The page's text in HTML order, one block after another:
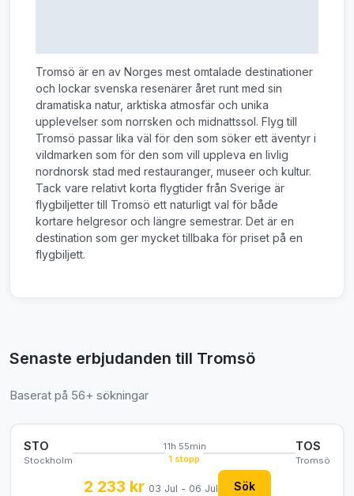
Tromsö är en av Norges mest omtalade destinationer
och lockar svenska resenärer året runt med sin
dramatiska natur, arktiska atmosfär och unika
upplevelser som norrsken och midnattssol. Flyg till
Tromsö passar lika väl för den som söker ett äventyr i
vildmarken som för den som vill uppleva en livlig
nordnorsk stad med restauranger, museer och kultur.
Tack vare relativt korta flygtider från Sverige är
flygbiljetter till Tromsö ett naturligt val för både
kortare helgresor och längre semestrar. Det är en
destination som ger mycket tillbaka för priset på en
flygbiljett.
Senaste erbjudanden till Tromsö
Baserat på 56+ sökningar
STO
Stockholm
11h 55min
1 stopp
TOS
Tromsö
2 233 kr 03 Jul - 06 Jul Sök